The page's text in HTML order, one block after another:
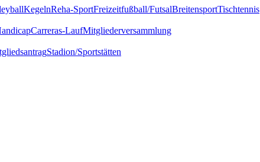
KegelnReha-SportFreizeitfußball/FutsalBreitensportTischtennis
Carreras-LaufMitgliederversammlung
Stadion/Sportstätten